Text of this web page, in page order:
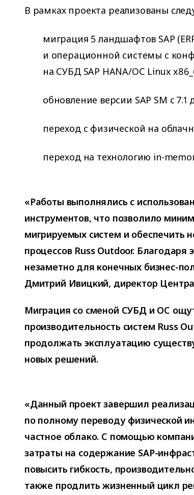
В рамках проекта реализованы
миграция 5 ландшафтов SAP
и операционной системы с
на СУБД SAP HANA/ОС Linux
обновление версии SAP SМ с 7.1
переход с физической на
переход на технологию in-
«Работы выполнялись с
инструментов, что позволило
мигрируемых систем и обеспечить
процессов Russ Outdoor.
незаметно для конечных бизнес-
Дмитрий Ивицкий, директор
Миграция со сменой СУБД и ОС
производительность систем Russ
продолжать эксплуатацию
новых решений.
«Данный проект завершил
по полному переводу физической
частное облако. С помощью
затраты на содержание SAP-
повысить гибкость,
также продлить жизненный цикл